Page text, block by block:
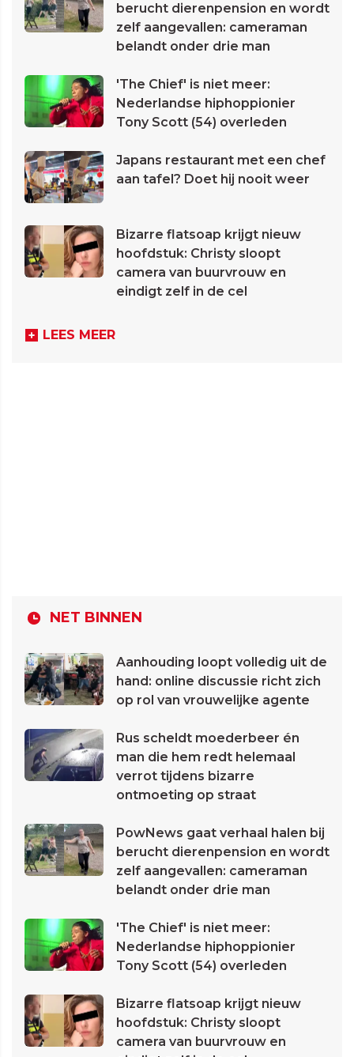
berucht dierenpension en wordt
zelf aangevallen: cameraman
belandt onder drie man
'The Chief' is niet meer:
Nederlandse hiphoppionier
Tony Scott (54) overleden
Japans restaurant met een chef
aan tafel? Doet hij nooit weer
Bizarre flatsoap krijgt nieuw
hoofdstuk: Christy sloopt
camera van buurvrouw en
eindigt zelf in de cel
LEES MEER
NET BINNEN
Aanhouding loopt volledig uit de
hand: online discussie richt zich
op rol van vrouwelijke agente
Rus scheldt moederbeer én
man die hem redt helemaal
verrot tijdens bizarre
ontmoeting op straat
PowNews gaat verhaal halen bij
berucht dierenpension en wordt
zelf aangevallen: cameraman
belandt onder drie man
'The Chief' is niet meer:
Nederlandse hiphoppionier
Tony Scott (54) overleden
Bizarre flatsoap krijgt nieuw
hoofdstuk: Christy sloopt
camera van buurvrouw en